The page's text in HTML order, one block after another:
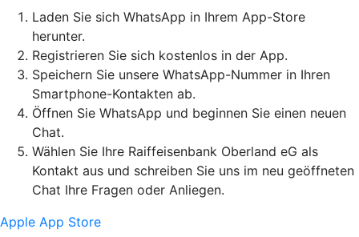
Laden Sie sich WhatsApp in Ihrem App-Store
herunter.
Registrieren Sie sich kostenlos in der App.
Speichern Sie unsere WhatsApp-Nummer in Ihren
Smartphone-Kontakten ab.
Öffnen Sie WhatsApp und beginnen Sie einen neuen
Chat.
Wählen Sie Ihre Raiffeisenbank Oberland eG als
Kontakt aus und schreiben Sie uns im neu geöffneten
Chat Ihre Fragen oder Anliegen.
Apple App Store